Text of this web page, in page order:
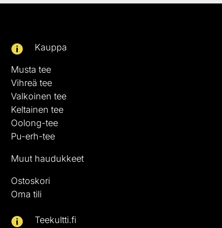
 Kauppa
Musta tee
Vihreä tee
Valkoinen tee
Keltainen tee
Oolong-tee
Pu-erh-tee
Muut haudukkeet
Ostoskori
Oma tili
 Teekultti.fi